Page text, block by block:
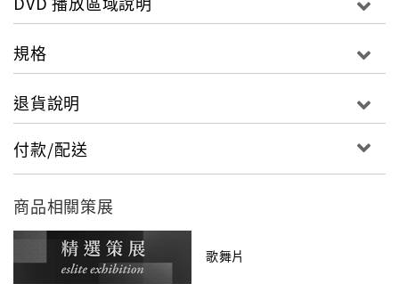
規格
退貨說明
付款/配送
商品相關策展
歌舞片